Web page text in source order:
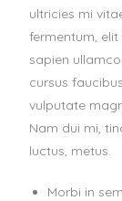
ultricies mi
fermentum,
sapien
cursus
vulputate
Nam dui mi,
luctus, metus.
Morbi in